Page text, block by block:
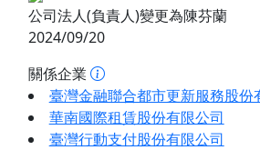
公司法人(負責人)變更為陳芬蘭
2024/09/20
關係企業
臺灣金融聯合都市更新服務股份
華南國際租賃股份有限公司
臺灣行動支付股份有限公司